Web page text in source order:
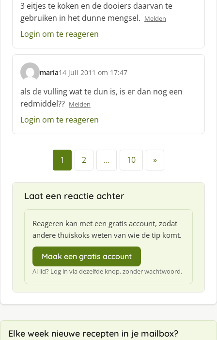
3 eitjes te koken en de dooiers daarvan te
gebruiken in het dunne mengsel. Melden
Login om te reageren
maria
s
h
r
e
14 juli 2011 om 17:47
als de vulling wat te dun is, is er dan nog een
redmiddel?? Melden
Login om te reageren
1 2 … 10 »
Laat een reactie achter
Reageren kan met een gratis account, zodat
andere thuiskoks weten van wie de tip komt.
Maak een gratis account
Al lid? Log in via dezelfde knop, zonder wachtwoord.
Elke week nieuwe recepten in je mailbox?